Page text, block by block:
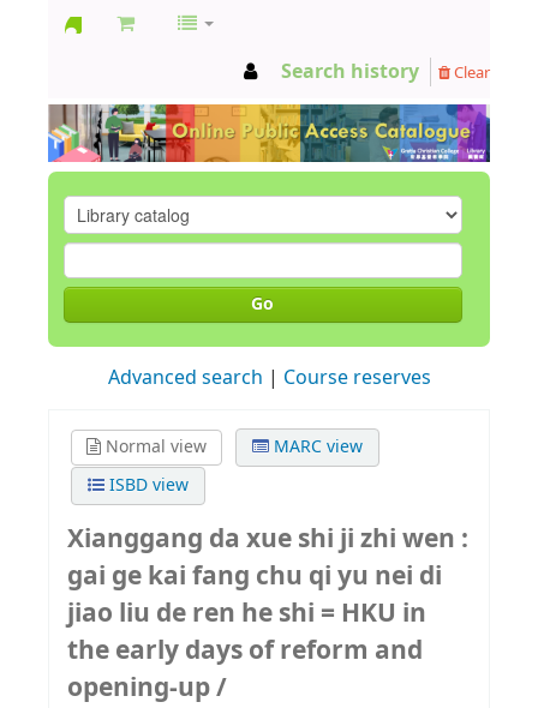
Search history Clear
Go
Advanced search Course reserves
Normal view
MARC view
ISBD view
Xianggang da xue shi ji zhi wen :
gai ge kai fang chu qi yu nei di
jiao liu de ren he shi = HKU in
the early days of reform and
opening-up /